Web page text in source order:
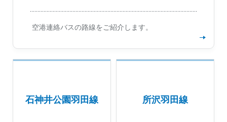
空港連絡バスの路線をご紹介します。
詳細を見る
石神井公園羽田線
詳細を見る 所沢羽田線
詳細を見る